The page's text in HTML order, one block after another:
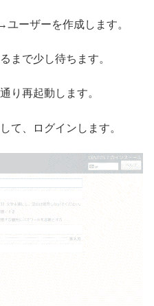
ーザーを作成します。
まで少し待ちます。
り再起動します。
て、ログインします。